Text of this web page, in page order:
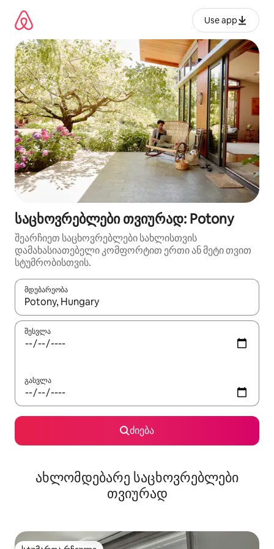
გადასვლა
Use app
საცხოვრებლები თვიურად: Potony
შეარჩიეთ საცხოვრებლები სახლისთვის
დამახასიათებელი კომფორტით ერთი ან მეტი თვით
სტუმრობისთვის.
მდებარეობა
როცა შედეგები ხელმისაწვდომი გახდება, ნავიგაციისთვის
შესვლა
გასვლა
ძიება
ახლომდებარე საცხოვრებლები
თვიურად